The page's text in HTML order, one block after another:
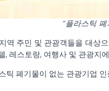
“플라스틱
역 주민 및 관광객들을 대상
레스토랑, 여행사 및 관광지
틱 폐기물이 없는 관광기업